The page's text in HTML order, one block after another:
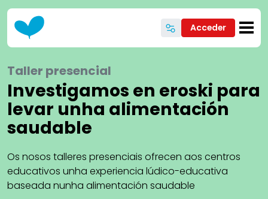
Ir o contido principal
Acceder
Taller presencial
Investigamos en eroski para
levar unha alimentación
saudable
Os nosos talleres presenciais ofrecen aos centros
educativos unha experiencia lúdico-educativa
baseada nunha alimentación saudable